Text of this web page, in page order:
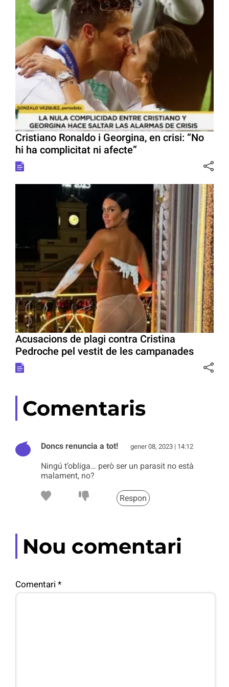
Cristiano Ronaldo i Georgina, en crisi: “No
hi ha complicitat ni afecte”
Acusacions de plagi contra Cristina
Pedroche pel vestit de les campanades
Comentaris
Doncs renuncia a tot! gener 08, 2023 | 14:12
Ningú t’obliga… però ser un parasit no està
malament, no?
Respon
Nou comentari
Comentari *